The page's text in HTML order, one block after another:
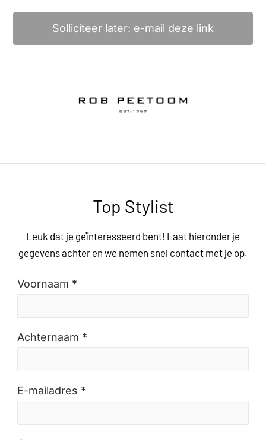
Solliciteer later: e-mail deze link
Top Stylist
Leuk dat je geïnteresseerd bent! Laat hieronder je
gegevens achter en we nemen snel contact met je op.
Voornaam *
Achternaam *
E-mailadres *